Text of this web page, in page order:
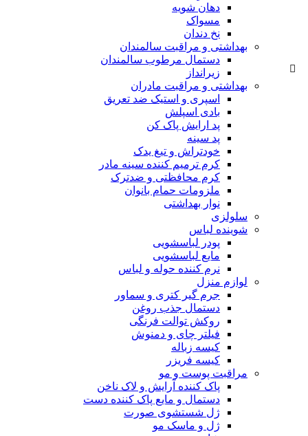
دهان شویه
مسواک
نخ دندان
بهداشتی و مراقبت سالمندان
دستمال مرطوب سالمندان
زیرانداز
بهداشتی و مراقبت مادران
اسپری و استیک ضد تعریق
بادی اسپلش
پد ارایش پاک کن
پد سینه
خودتراش و تیغ یدک
کرم ترمیم کننده سینه مادر
کرم محافظتی و ضدترک
ملزومات حمام بانوان
نوار بهداشتی
سلولزی
شوینده لباس
پودر لباسشویی
مایع لباسشویی
نرم کننده حوله و لباس
لوازم منزل
جرم گیر کتری و سماور
دستمال جذب روغن
روکش توالت فرنگی
فیلتر چای و دمنوش
کیسه زباله
کیسه فریزر
مراقبت پوست و مو
پاک کننده آرایش و لاک ناخن
دستمال و مایع پاک کننده دست
ژل شستشوی صورت
ژل و ماسک مو